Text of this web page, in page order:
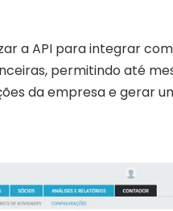
a API para integrar
permitindo até
da empresa e gerar